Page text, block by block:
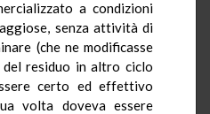
a condizioni
senza attività di
(che ne modificasse
residuo in altro ciclo
certo ed effettivo
volta doveva essere